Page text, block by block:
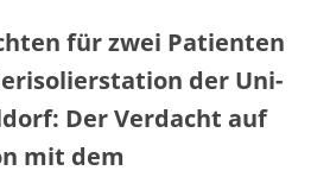
für zwei Patienten
der Uni-
Der Verdacht auf
mit dem